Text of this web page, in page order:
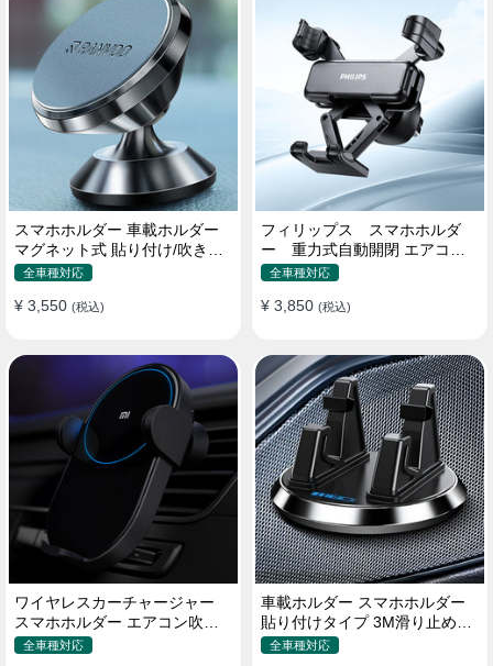
スマホホルダー 車載ホルダー
マグネット式 貼り付け/吹き出
し口 合金 多機種対応
全車種対応
¥ 3,550 (税込)
フィリップス スマホホルダ
ー 重力式自動開閉 エアコン
吹き出し口用 クリップ式 車
全車種対応
¥ 3,850 (税込)
ワイヤレスカーチャージャー
スマホホルダー エアコン吹き
出し口/ 貼り付け
全車種対応
車載ホルダー スマホホルダー
貼り付けタイプ 3M滑り止めシ
リコンパッド 全機種
全車種対応